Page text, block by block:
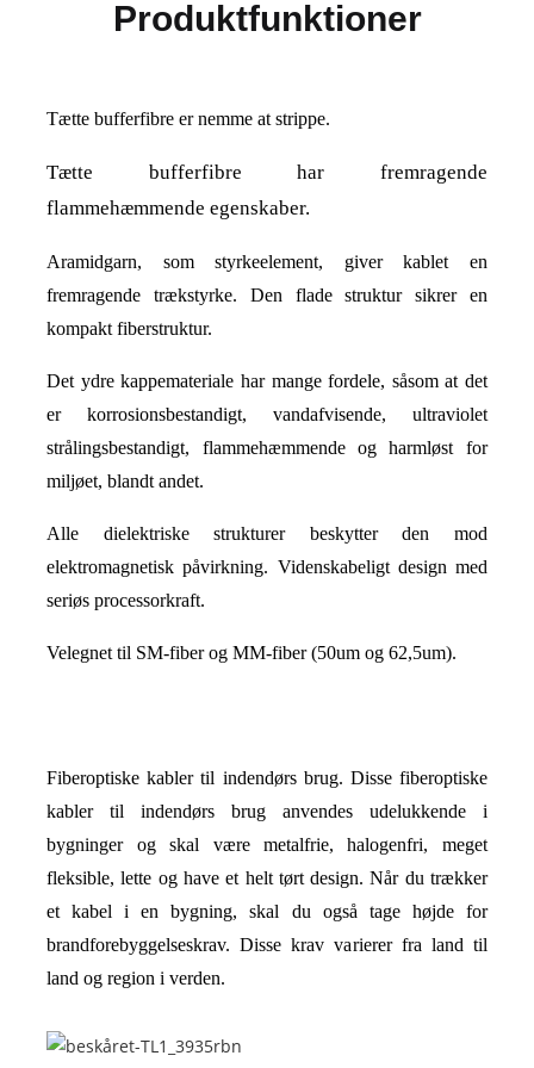
Produktfunktioner
Tætte bufferfibre er nemme at strippe.
Tætte bufferfibre har fremragende
flammehæmmende egenskaber.
Aramidgarn, som styrkeelement, giver kablet en
fremragende trækstyrke. Den flade struktur sikrer en
kompakt fiberstruktur.
Det ydre kappemateriale har mange fordele, såsom at det
er korrosionsbestandigt, vandafvisende, ultraviolet
strålingsbestandigt, flammehæmmende og harmløst for
miljøet, blandt andet.
Alle dielektriske strukturer beskytter den mod
elektromagnetisk påvirkning. Videnskabeligt design med
seriøs processorkraft.
Velegnet til SM-fiber og MM-fiber (50um og 62,5um).
Fiberoptiske kabler til indendørs brug. Disse fiberoptiske
kabler til indendørs brug anvendes udelukkende i
bygninger og skal være metalfrie, halogenfri, meget
fleksible, lette og have et helt tørt design. Når du trækker
et kabel i en bygning, skal du også tage højde for
brandforebyggelseskrav. Disse krav varierer fra land til
land og region i verden.